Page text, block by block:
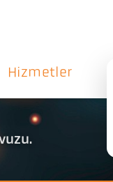
Hizmetler